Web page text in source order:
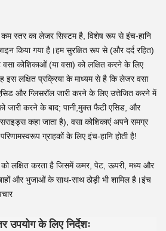
स्तर का लेजर सिस्टम है, विशेष रूप से इंच-हानि
किया गया है।हम सुरक्षित रूप से (और दर्द रहित)
कोशिकाओं (या वसा) को लक्षित करने के लिए
इस लक्षित प्रक्रिया के माध्यम से है कि लेजर वसा
और ग्लिसरॉल जारी करने के लिए उत्तेजित करने में
जारी करने के बाद; पानी,मुक्त फैटी एसिड, और
कहा जाता है), वसा कोशिकाएं अपने समग्र
ग्राहकों के लिए इंच-हानि होती है!
लक्षित करता है जिसमें कमर, पेट, ऊपरी, मध्य और
और भुजाओं के साथ-साथ ठोड़ी भी शामिल है।इंच
उपयोग के लिए निर्देशः